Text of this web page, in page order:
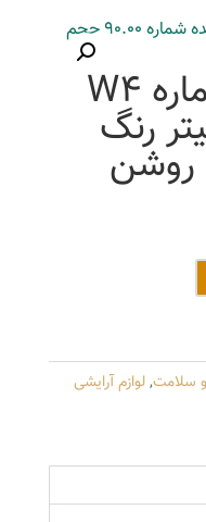
رنگ مو آتوسا شماره W4
لیتر رنگ
روشن
و سلامت,لوازم آرایشی